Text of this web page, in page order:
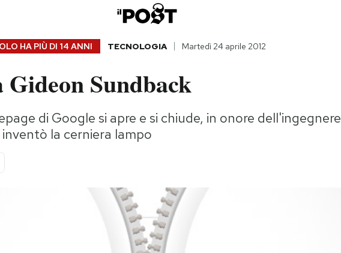
HA PIÙ DI 14 ANNI TECNOLOGIA Martedì 24 aprile 2012
Gideon Sundback
di Google si apre e si chiude, in onore dell'ingegnere
la cerniera lampo